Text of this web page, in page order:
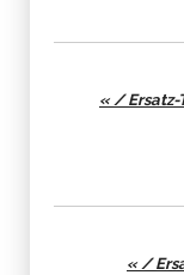
« / Ersatz-
« /